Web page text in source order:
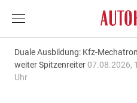
Duale Ausbildung: Kfz-
weiter Spitzenreiter 07.08.2026,
Uhr